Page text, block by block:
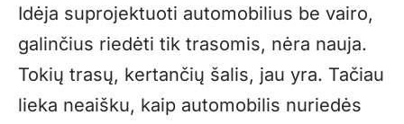
Idėja suprojektuoti automobilius be vairo,
galinčius riedėti tik trasomis, nėra nauja.
Tokių trasų, kertančių šalis, jau yra. Tačiau
lieka neaišku, kaip automobilis nuriedės